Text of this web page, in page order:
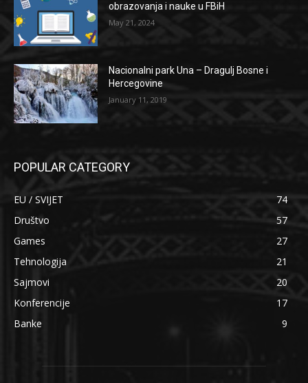
obrazovanja i nauke u FBiH
May 21, 2024
Nacionalni park Una – Dragulj Bosne i
Hercegovine
January 11, 2019
POPULAR CATEGORY
EU / SVIJET
74
Društvo
57
Games
27
Tehnologija
21
Sajmovi
20
Konferencije
17
Banke
9